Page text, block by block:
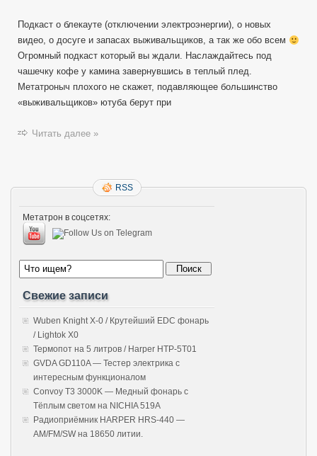
Подкаст о блекауте (отключении электроэнергии), о новых
видео, о досуге и запасах выживальщиков, а так же обо всем
Огромный подкаст который вы ждали. Наслаждайтесь под
чашечку кофе у камина завернувшись в теплый плед.
Метатроныч плохого не скажет, подавляющее большинство
«выживальщиков» ютуба берут при
Читать далее »
RSS
Метатрон в соцсетях:
Свежие записи
Wuben Knight X-0 / Крутейший EDC фонарь
/ Lightok X0
Термопот на 5 литров / Harper HTP-5T01
GVDA GD110A — Тестер электрика с
интересным функционалом
Convoy T3 3000K — Медный фонарь с
Тёплым светом на NICHIA 519A
Радиоприёмник HARPER HRS-440 —
AM/FM/SW на 18650 литии.